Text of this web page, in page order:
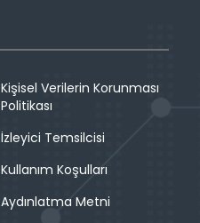
Kişisel Verilerin Korunması
Politikası
İzleyici Temsilcisi
Kullanım Koşulları
Aydınlatma Metni